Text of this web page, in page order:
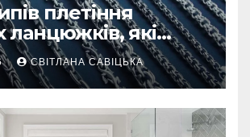
плетіння
ланцюжків, які
СВІТЛАНА САВІЦЬКА